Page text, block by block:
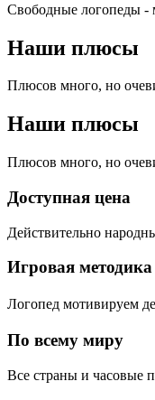
Свободные логопеды -
Наши плюсы
Плюсов много, но
Наши плюсы
Плюсов много, но
Доступная цена
Действительно
Игровая методика
Логопед мотивируем
По всему миру
Все страны и часовые